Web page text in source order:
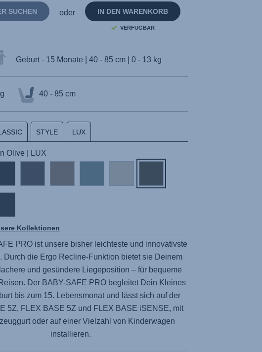
IN DEN WARENKORB
VERFÜGBAR
oder
SUCHEN
Geburt - 15 Monate | 40 - 85 cm | 0 - 13 kg
40 - 85 cm
STYLE LUX
Olive | LUX
Kollektionen
PRO ist unsere bisher leichteste und innovativste
Durch die Ergo Recline-Funktion bietet sie Deinem
und gesündere Liegeposition – für bequeme
Der BABY-SAFE PRO begleitet Dein Kleines
bis zum 15. Lebensmonat und lässt sich auf der
5Z, FLEX BASE 5Z und FLEX BASE iSENSE, mit
oder auf einer Vielzahl von Kinderwagen
installieren.